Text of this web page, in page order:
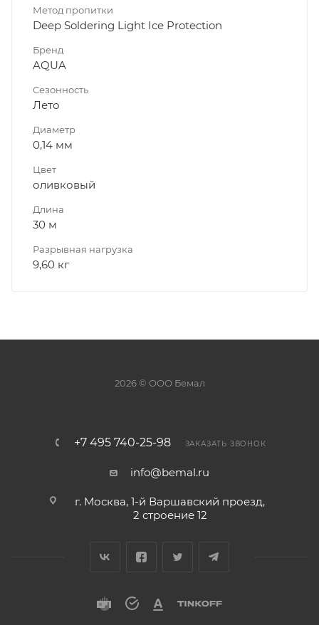
Метод пропитки
Deep Soldering Light Ice Protection
Бренд
AQUA
Сезонность
Лето
Диаметр
0,14 мм
Цвет
оливковый
Длина
30 м
Разрывная нагрузка
9,60 кг
2026 © ООО Бемал
+7 495 740-25-98 ЗАКАЗАТЬ ЗВОНОК
info@bemal.ru
г. Москва, 1-й Варшавский проезд,
2 строение 12